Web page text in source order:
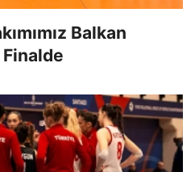
Balkan
Finalde